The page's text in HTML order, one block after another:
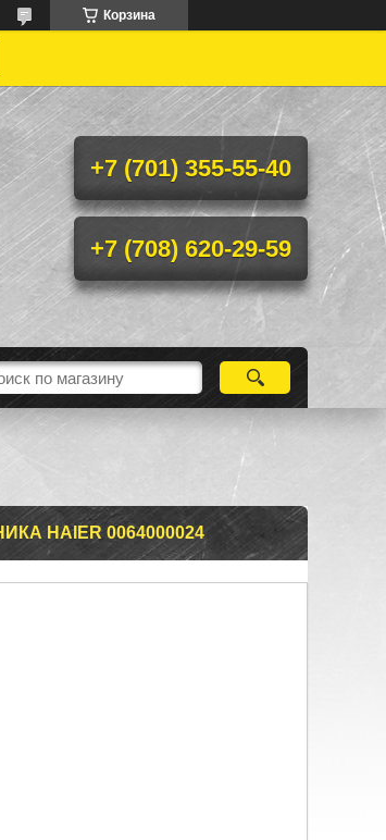
Корзина
+7 (701) 355-55-40
+7 (708) 620-29-59
HAIER 0064000024